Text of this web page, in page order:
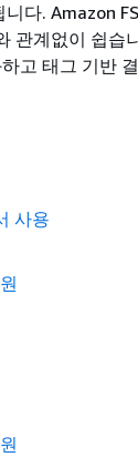
다. Amazon
관계없이 쉽습
고 태그 기반
사용